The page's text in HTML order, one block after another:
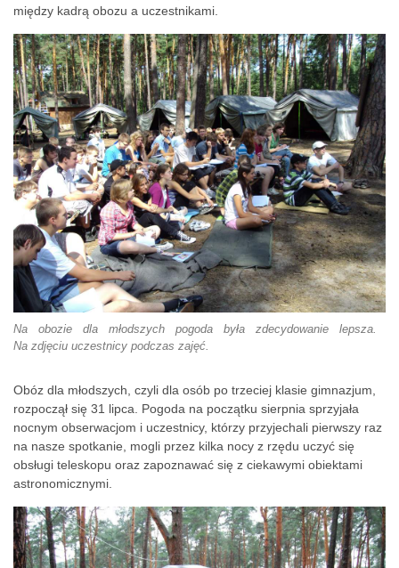
między kadrą obozu a uczestnikami.
Na obozie dla młodszych pogoda była zdecydowanie lepsza.
Na zdjęciu uczestnicy podczas zajęć.
Obóz dla młodszych, czyli dla osób po trzeciej klasie gimnazjum,
rozpoczął się 31 lipca. Pogoda na początku sierpnia sprzyjała
nocnym obserwacjom i uczestnicy, którzy przyjechali pierwszy raz
na nasze spotkanie, mogli przez kilka nocy z rzędu uczyć się
obsługi teleskopu oraz zapoznawać się z ciekawymi obiektami
astronomicznymi.